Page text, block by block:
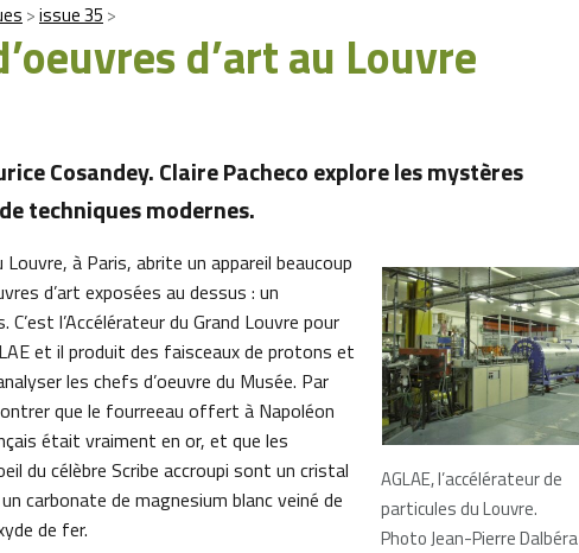
issue 35
d’art au Louvre
Cosandey. Claire Pacheco explore les mystères
techniques modernes.
AGLAE, l’accélérateur de
particules du Louvre.
Photo Jean-Pierre Dalbéra
à Paris, abrite un appareil beaucoup
d’art exposées au dessus : un
l’Accélérateur du Grand Louvre pour
et il produit des faisceaux de protons et
les chefs d’oeuvre du Musée. Par
que le fourreeau offert à Napoléon
était vraiment en or, et que les
du célèbre Scribe accroupi sont un cristal
carbonate de magnesium blanc veiné de
de fer.